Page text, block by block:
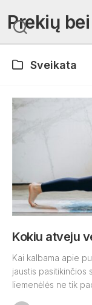
content
Prekių
Sveikata
Kokiu atveju
Kai kalbama apie
jaustis pasitikinčios
liemenėlės ne tik